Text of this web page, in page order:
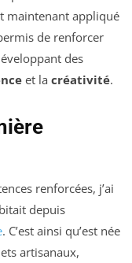
maintenant appliqué
de renforcer
des
et la créativité.
renforcées, j’ai
depuis
. C’est ainsi qu’est née
artisanaux,